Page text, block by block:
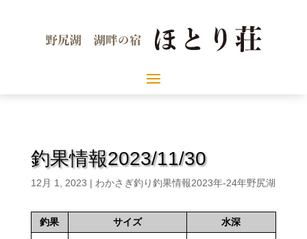
釣果情報2023/11/30
12月 1, 2023 | わかさぎ釣り釣果情報2023年-24年野尻湖
釣果 サイズ 水深